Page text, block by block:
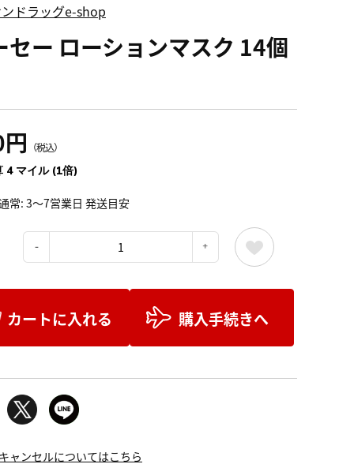
ドラッグe-shop
セー ローションマスク 14個
（税込）
4 マイル (1倍)
常: 3～7営業日 発送目安
カートに入れる 購入手続きへ
ャンセルについてはこちら